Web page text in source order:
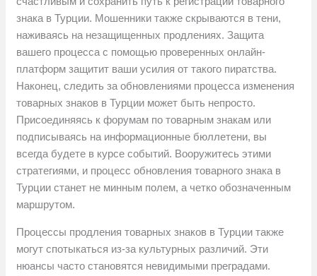
знака в Турции. Мошенники также скрываются в тени,
наживаясь на незащищенных продлениях. Защита
вашего процесса с помощью проверенных онлайн-
платформ защитит ваши усилия от такого пиратства.
Наконец, следить за обновлениями процесса изменения
товарных знаков в Турции может быть непросто.
Присоединяясь к форумам по товарным знакам или
подписываясь на информационные бюллетени, вы
всегда будете в курсе событий. Вооружитесь этими
стратегиями, и процесс обновления товарного знака в
Турции станет не минным полем, а четко обозначенным
маршрутом.
Процессы продления товарных знаков в Турции также
могут спотыкаться из-за культурных различий. Эти
нюансы часто становятся невидимыми преградами.